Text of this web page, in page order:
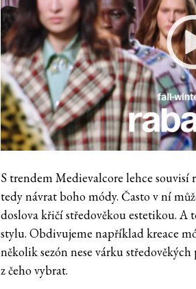
S trendem Medievalcore lehce souvisí
tedy návrat boho módy. Často v ní
doslova křičí středověkou estetikou. A
stylu. Obdivujeme například kreace
několik sezón nese várku
z čeho vybrat.